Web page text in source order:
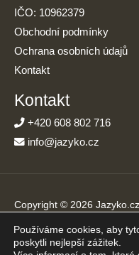
IČO: 10962379
Obchodní podmínky
Ochrana osobních údajů
Kontakt
Kontakt
+420 608 802 716
info@jazyko.cz
Copyright © 2026 Jazyko.cz
Online kurzy angličtiny s
20 minut denně.
Používáme cookies, aby
poskytli nejlepší zážitek.